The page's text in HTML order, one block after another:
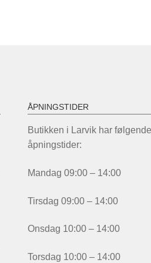
ÅPNINGSTIDER
Butikken i Larvik har følgende
åpningstider:
Mandag 09:00 – 14:00
Tirsdag 09:00 – 14:00
Onsdag 10:00 – 14:00
Torsdag 10:00 – 14:00